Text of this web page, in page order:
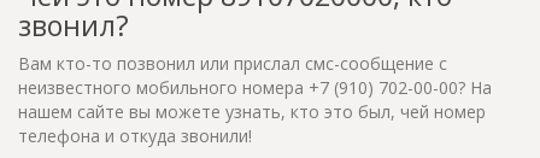
звонил?
Вам кто-то позвонил или прислал смс-сообщение с
неизвестного мобильного номера +7 (910) 702-00-00? На
нашем сайте вы можете узнать, кто это был, чей номер
телефона и откуда звонили!